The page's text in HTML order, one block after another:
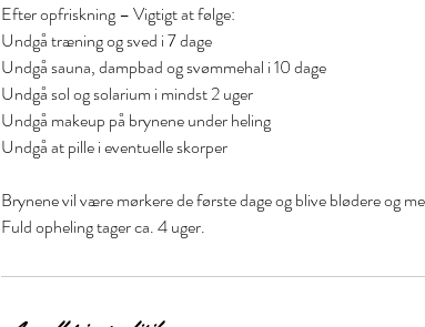
Efter opfriskning – Vigtigt at følge:
Undgå træning og sved i 7 dage
Undgå sauna, dampbad og svømmehal i 10 dage
Undgå sol og solarium i mindst 2 uger
Undgå makeup på brynene under heling
Undgå at pille i eventuelle skorper
Brynene vil være mørkere de første dage og blive blødere og
Fuld opheling tager ca. 4 uger.